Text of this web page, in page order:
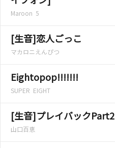
Maroon 5
[生音]恋人ごっこ
マカロニえんぴつ
Eightopop!!!!!!!
SUPER EIGHT
[生音]プレイバックPart2
山口百恵